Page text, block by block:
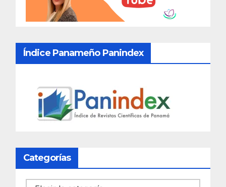
Índice Panameño Panindex
Categorías